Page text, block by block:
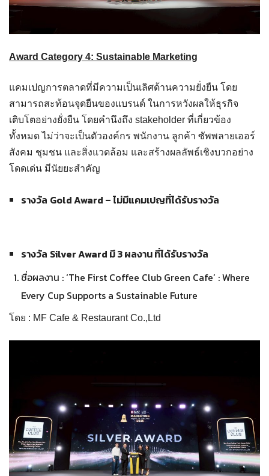
Award Category 4: Sustainable Marketing
แคมเปญการตลาดที่มีความเป็นเลิศด้านความยั่งยืน โดย
สามารถสะท้อนจุดยืนของแบรนด์ ในการหวังผลให้ธุรกิจ
เติบโตอย่างยั่งยืน โดยคำนึงถึง stakeholder ที่เกี่ยวข้อง
ทั้งหมด ไม่ว่าจะเป็นตัวองค์กร พนักงาน ลูกค้า ซัพพลายเออร์
สังคม ชุมชน และสิ่งแวดล้อม และสร้างผลลัพธ์เชิงบวกอย่าง
โดดเด่น มีนัยยะสำคัญ
รางวัล Gold Award – ไม่มีแคมเปญที่ได้รับรางวัล
รางวัล Silver Award มี 3 ผลงาน ที่ได้รับรางวัล
ชื่อผลงาน : ‘The First Coffee Club Green Cafe’ : Where
Every Cup Supports a Sustainable Future
โดย : MF Cafe & Restaurant Co.,Ltd